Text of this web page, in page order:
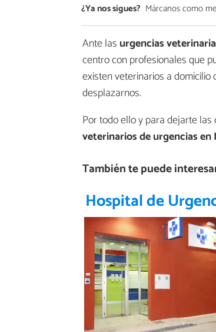
¿Ya nos sigues? Márcanos como
Ante las urgencias
centro con profesionales que
existen veterinarios a
desplazarnos.
Por todo ello y para dejarte
veterinarios de urgencias
También te puede
Hospital de